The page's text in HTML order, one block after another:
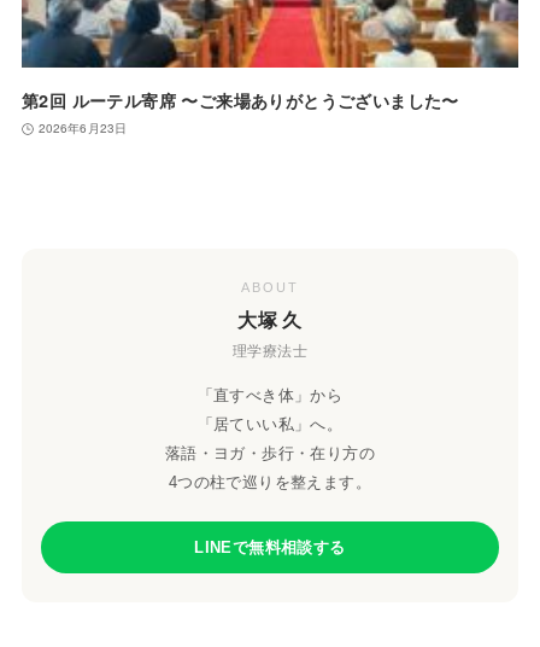
第2回 ルーテル寄席 〜ご来場ありがとうございました〜
2026年6月23日
ABOUT
大塚 久
理学療法士
「直すべき体」から
「居ていい私」へ。
落語・ヨガ・歩行・在り方の
4つの柱で巡りを整えます。
LINEで無料相談する